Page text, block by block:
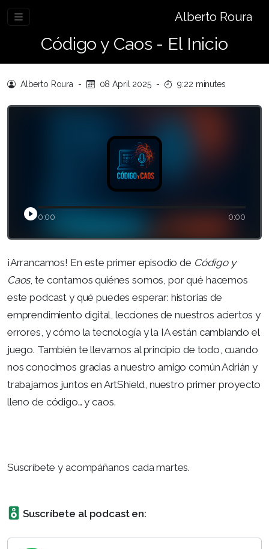
Alberto Roura
Código y Caos - El Inicio
Alberto Roura - 08 April 2025 - 9:22 minutes
0:00 0:00
¡Arrancamos! En este primer episodio de Código y
Caos, te contamos quiénes somos, por qué hacemos
este podcast y qué puedes esperar: historias de
emprendimiento digital, lecciones de nuestros aciertos y
errores, y cómo la tecnología y la IA están cambiando el
juego. También te llevamos al principio de todo, cuando
nos conocimos gracias a nuestro amigo común Adrián y
trabajamos juntos en ArtShield, nuestro primer proyecto
lleno de código… y caos.
Suscríbete y acompáñanos cada martes.
Suscríbete al podcast en: